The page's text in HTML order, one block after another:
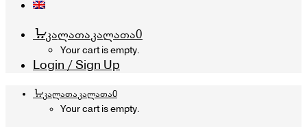
კალათაკალათა0
Your cart is empty.
Login / Sign Up
კალათაკალათა0
Your cart is empty.